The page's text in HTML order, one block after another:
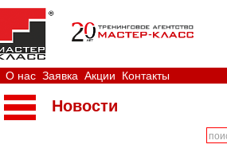
О нас Заявка Акции Контакты
Новости